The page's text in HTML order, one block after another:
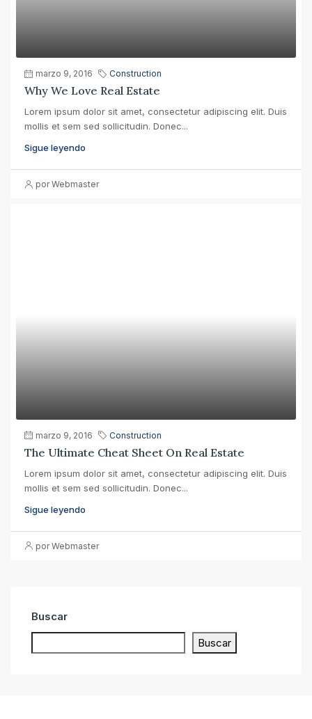
marzo 9, 2016 Construction
Why We Love Real Estate
Lorem ipsum dolor sit amet, consectetur adipiscing elit. Duis
mollis et sem sed sollicitudin. Donec...
Sigue leyendo
por Webmaster
marzo 9, 2016 Construction
The Ultimate Cheat Sheet On Real Estate
Lorem ipsum dolor sit amet, consectetur adipiscing elit. Duis
mollis et sem sed sollicitudin. Donec...
Sigue leyendo
por Webmaster
Buscar
Buscar